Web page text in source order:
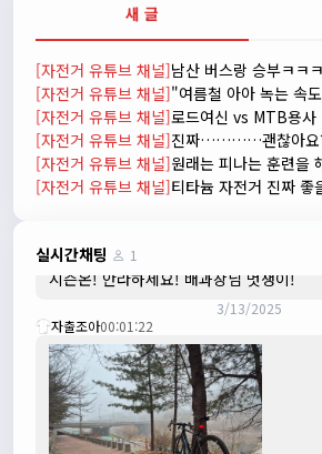
새 글
[자전거 유튜브 채널]남산 버스랑 승부ㅋㅋㅋ
[자전거 유튜브 채널]
[자전거 유튜브 채널]로드여신 vs MTB용사
[자전거 유튜브 채널]
[자전거 유튜브 채널]
[자전거 유튜브 채널]
실시간채팅 1
시즌이 곧 다가오네요 ^^ 모두 안전한 라
다
2/22/2025
자출조아18:44:23
넵!! 잔차나라도 시즌온과 함께 바쁜 하루
3/1/2025
자출조아08:54:33
수도권은 3.1절 연휴 비소식...ㅠ ㅠ
JIWOON23:26:13
시즌온! 안라하세요! 배과장님 멋쟁이!
3/13/2025
자출조아00:01:22